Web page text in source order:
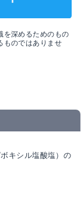
を深めるためのもの
ものではありませ
キシル塩酸塩）の